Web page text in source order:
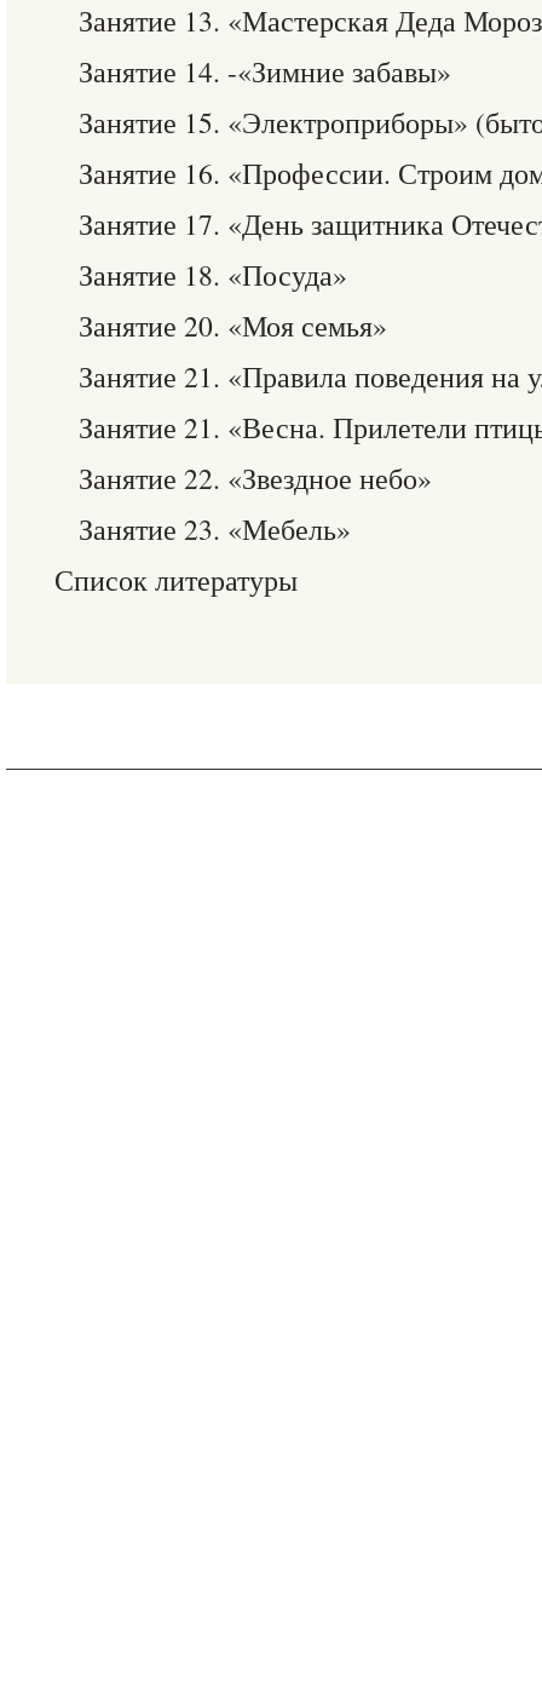
Занятие 13. «Мастерская Деда
Занятие 14. -«Зимние забавы»
Занятие 15. «Электроприборы»
Занятие 16. «Профессии. Строим
Занятие 17. «День защитника
Занятие 18. «Посуда»
Занятие 20. «Моя семья»
Занятие 21. «Правила поведения на
Занятие 21. «Весна. Прилетели
Занятие 22. «Звездное небо»
Занятие 23. «Мебель»
Список литературы